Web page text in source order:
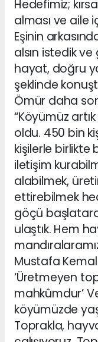
Hedefimiz;
alması ve aile
Eşinin
alsın istedik
hayat, doğru
şeklinde
Ömür daha
“Köyümüz
oldu. 450 bin
kişilerle birlikte
iletişim
alabilmek,
ettirebilmek
göçü
ulaştık. Hem
Mustafa
‘Üretmeyen
mahkûmdur’
köyümüzde
Toprakla,